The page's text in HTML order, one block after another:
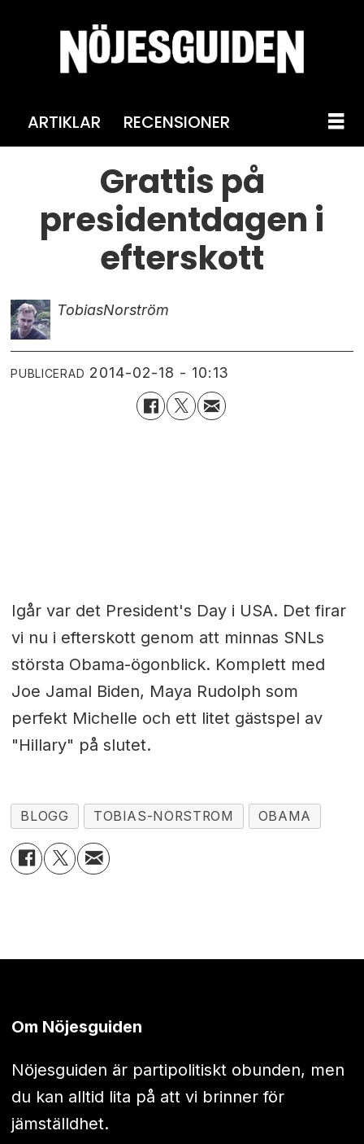
ARTIKLAR RECENSIONER
Grattis på
presidentdagen i
efterskott
TobiasNorström
PUBLICERAD 2014-02-18 - 10:13
Igår var det President's Day i USA. Det firar
vi nu i efterskott genom att minnas SNLs
största Obama-ögonblick. Komplett med
Joe Jamal Biden, Maya Rudolph som
perfekt Michelle och ett litet gästspel av
"Hillary" på slutet.
BLOGG TOBIAS-NORSTROM OBAMA
Om Nöjesguiden
Nöjesguiden är partipolitiskt obunden, men
du kan alltid lita på att vi brinner för
jämställdhet.